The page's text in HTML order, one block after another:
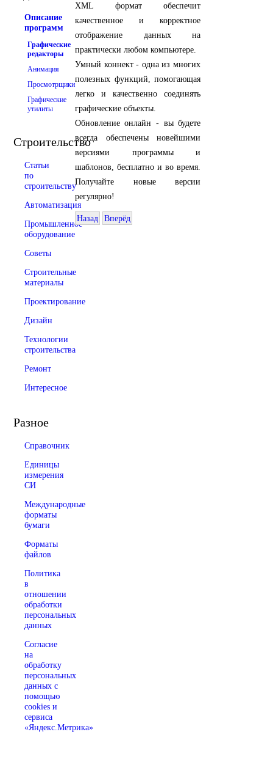
Описание
программ
Графические
редакторы
Анимация
Просмотрщики
Графические
утилиты
Строительство
Статьи
по
строительству
Автоматизация
Промышленное
оборудование
Советы
Строительные
материалы
Проектирование
Дизайн
Технологии
строительства
Ремонт
Интересное
Разное
Справочник
Единицы
измерения
СИ
Международные
форматы
бумаги
Форматы
файлов
Политика
в
отношении
обработки
персональных
данных
Согласие
на
обработку
персональных
данных с
помощью
cookies и
сервиса
«Яндекс.Метрика»
XML формат обеспечит
качественное и корректное
отображение данных на
практически любом компьютере.
Умный коннект - одна из многих
полезных функций, помогающая
легко и качественно соединять
графические объекты.
Обновление онлайн - вы будете
всегда обеспечены новейшими
версиями программы и
шаблонов, бесплатно и во время.
Получайте новые версии
регулярно!
Назад Вперёд